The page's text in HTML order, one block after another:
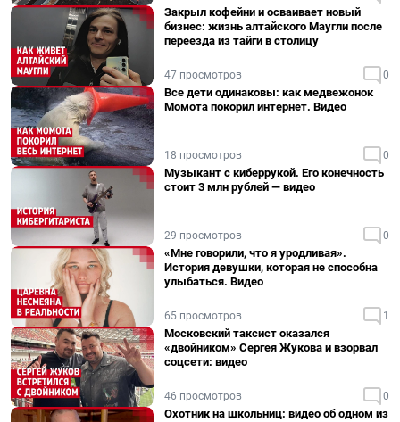
Закрыл кофейни и осваивает новый
бизнес: жизнь алтайского Маугли после
переезда из тайги в столицу
47 просмотров 0
Все дети одинаковы: как медвежонок
Момота покорил интернет. Видео
18 просмотров 0
Музыкант с киберрукой. Его конечность
стоит 3 млн рублей — видео
29 просмотров 0
«Мне говорили, что я уродливая».
История девушки, которая не способна
улыбаться. Видео
65 просмотров 1
Московский таксист оказался
«двойником» Сергея Жукова и взорвал
соцсети: видео
46 просмотров 0
Охотник на школьниц: видео об одном из